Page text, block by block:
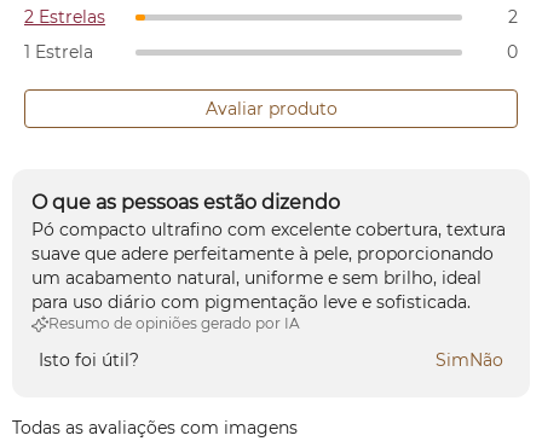
2 Estrelas
2
1 Estrela
0
Avaliar produto
O que as pessoas estão dizendo
Pó compacto ultrafino com excelente cobertura, textura
suave que adere perfeitamente à pele, proporcionando
um acabamento natural, uniforme e sem brilho, ideal
para uso diário com pigmentação leve e sofisticada.
Resumo de opiniões gerado por IA
Isto foi útil? SimNão
Todas as avaliações com imagens